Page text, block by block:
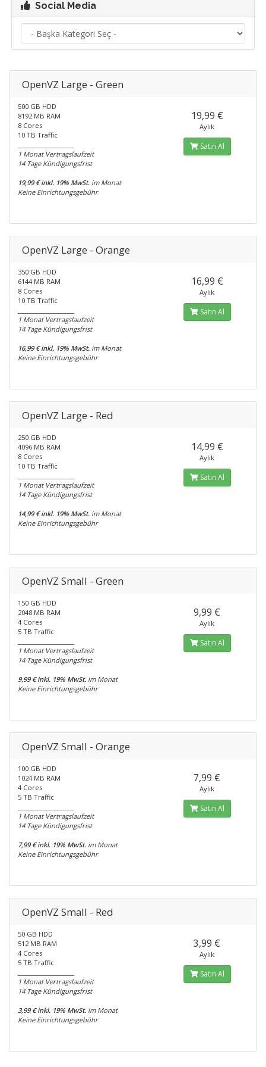
Social Media
OpenVZ Large - Green
500 GB HDD
8192 MB RAM
8 Cores
10 TB Traffic
1 Monat Vertragslaufzeit
14 Tage Kündigungsfrist
19,99 € inkl. 19% MwSt. im Monat
Keine Einrichtungsgebühr
19,99 €
Aylık
Satın Al
OpenVZ Large - Orange
350 GB HDD
6144 MB RAM
8 Cores
10 TB Traffic
1 Monat Vertragslaufzeit
14 Tage Kündigungsfrist
16,99 € inkl. 19% MwSt. im Monat
Keine Einrichtungsgebühr
16,99 €
Aylık
Satın Al
OpenVZ Large - Red
250 GB HDD
4096 MB RAM
8 Cores
10 TB Traffic
1 Monat Vertragslaufzeit
14 Tage Kündigungsfrist
14,99 € inkl. 19% MwSt. im Monat
Keine Einrichtungsgebühr
14,99 €
Aylık
Satın Al
OpenVZ Small - Green
150 GB HDD
2048 MB RAM
4 Cores
5 TB Traffic
1 Monat Vertragslaufzeit
14 Tage Kündigungsfrist
9,99 € inkl. 19% MwSt. im Monat
Keine Einrichtungsgebühr
9,99 €
Aylık
Satın Al
OpenVZ Small - Orange
100 GB HDD
1024 MB RAM
4 Cores
5 TB Traffic
1 Monat Vertragslaufzeit
14 Tage Kündigungsfrist
7,99 € inkl. 19% MwSt. im Monat
Keine Einrichtungsgebühr
7,99 €
Aylık
Satın Al
OpenVZ Small - Red
50 GB HDD
512 MB RAM
4 Cores
5 TB Traffic
1 Monat Vertragslaufzeit
14 Tage Kündigungsfrist
3,99 € inkl. 19% MwSt. im Monat
Keine Einrichtungsgebühr
3,99 €
Aylık
Satın Al